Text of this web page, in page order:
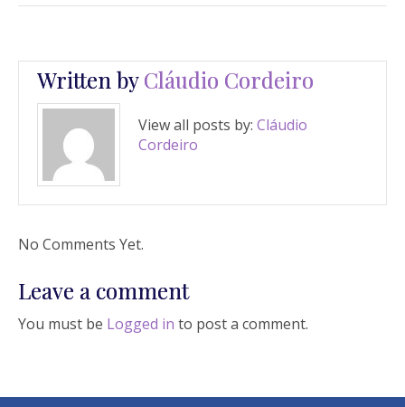
Written byCláudio Cordeiro
View all posts by: Cláudio
Cordeiro
No Comments Yet.
Leave a comment
You must be Logged in to post a comment.